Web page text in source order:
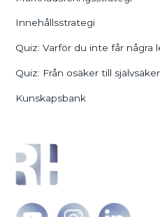
Innehållsstrategi
Quiz: Varför du inte får några
Quiz: Från osäker till
Kunskapsbank